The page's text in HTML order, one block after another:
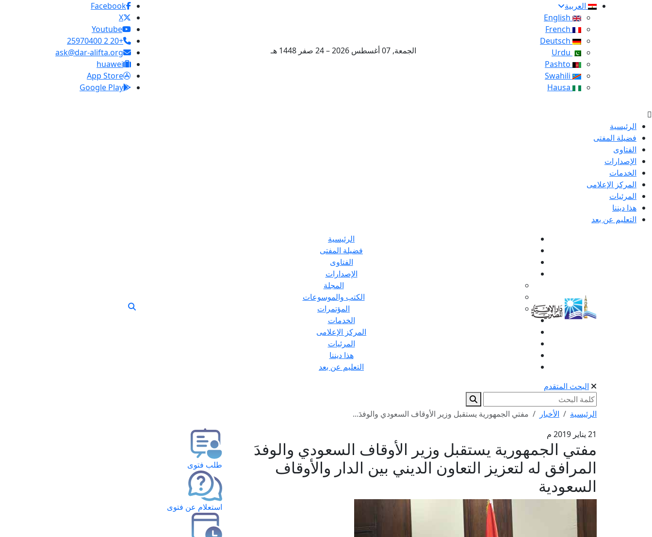
العربية
الجمعة, 07 أغسطس 2026 – 24 صفر 1448 هـ
Facebook
X
Youtube
+20 2 25970400
ask@dar-alifta.org
huawei
App Store
Google Play
الرئيسية
فضيلة المفتى
الفتاوى
الإصدارات
الخدمات
المركز الإعلامى
المرئيات
هذا ديننا
التعليم عن بعد
الرئيسية
فضيلة المفتى
الفتاوى
الإصدارات
المجلة
الكتب والموسوعات
المؤتمرات
الخدمات
المركز الإعلامى
المرئيات
هذا ديننا
التعليم عن بعد
البحث المتقدم
الرئيسية الأخبار
مفتي الجمهورية يستقبل وزير الأوقاف السعودي والوفدَ...
21 يناير 2019 م
مفتي الجمهورية يستقبل وزير الأوقاف السعودي والوفدَ
المرافق له لتعزيز التعاون الديني بين الدار والأوقاف
السعودية
طلب فتوى
استعلام عن فتوى